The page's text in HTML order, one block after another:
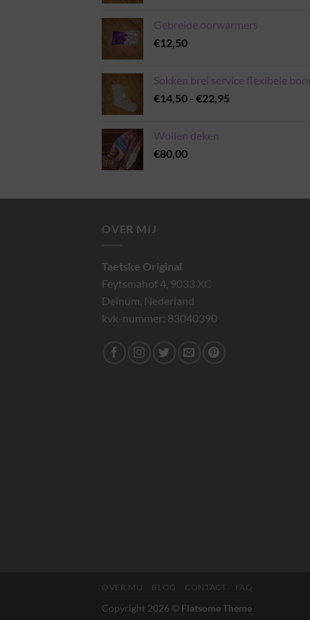
Gebreide oorwarmers
€12,50
Sokken brei service flexibele
€14,50 - €22,95
Wollen deken
€80,00
OVER MIJ
Taetske Original
Feytsmahof 4, 9033 XC
Deinum, Nederland
kvk-nummer: 83040390
OVER MIJ BLOG CONTACT FAQ
Copyright 2026 © Flatsome Theme